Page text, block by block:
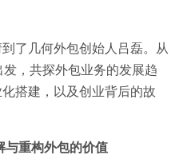
了几何外包创始人吕磊。从
，共探外包业务的发展趋
搭建，以及创业背后的故
与重构外包的价值